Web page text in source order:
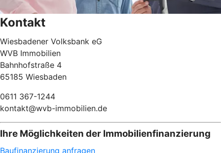
Kontakt
Wiesbadener Volksbank eG
WVB Immobilien
Bahnhofstraße 4
65185 Wiesbaden
0611 367-1244
kontakt@wvb-immobilien.de
Ihre Möglichkeiten der Immobilienfinanzierung
Baufinanzierung anfragen